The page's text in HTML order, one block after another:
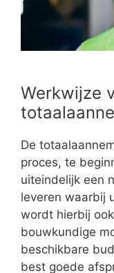
Werkwijze
De
proces, te
uiteindelijk een
leveren waarbij
wordt hierbij
bouwkundige
beschikbare
best goede